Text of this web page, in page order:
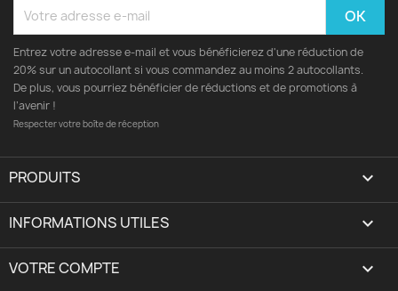
Entrez votre adresse e-mail et vous bénéficierez d'une réduction de
20% sur un autocollant si vous commandez au moins 2 autocollants.
De plus, vous pourriez bénéficier de réductions et de promotions à
l’avenir !
Respecter votre boîte de réception
PRODUITS 
INFORMATIONS UTILES 
VOTRE COMPTE expand_more